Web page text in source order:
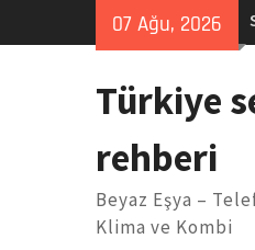
07 Ağu, 2026
Türkiye
rehberi
Beyaz Eşya –
Klima ve Kombi